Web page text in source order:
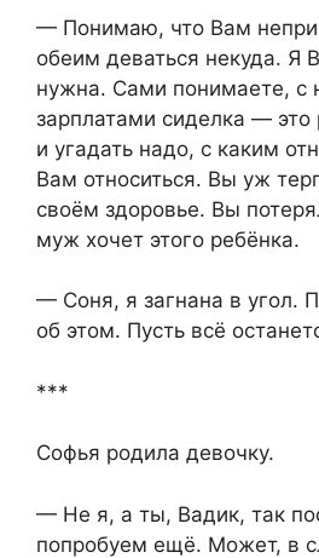
— Понимаю, что Вам
обеим деваться некуда. Я
нужна. Сами понимаете, с
зарплатами сиделка —
и угадать надо, с каким
Вам относиться. Вы уж
своём здоровье. Вы
муж хочет этого ребёнка.
— Соня, я загнана в угол.
об этом. Пусть всё
***
Софья родила девочку.
— Не я, а ты, Вадик, так
попробуем ещё. Может, в